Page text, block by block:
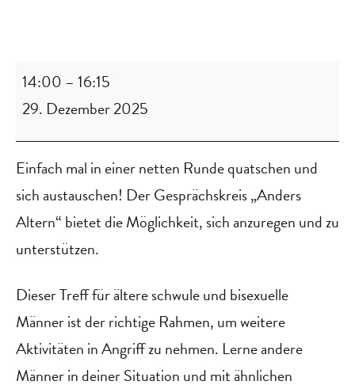
14:00 – 16:15
29. Dezember 2025
Einfach mal in einer netten Runde quatschen und
sich austauschen! Der Gesprächskreis „Anders
Altern“ bietet die Möglichkeit, sich anzuregen und zu
unterstützen.
Dieser Treff für ältere schwule und bisexuelle
Männer ist der richtige Rahmen, um weitere
Aktivitäten in Angriff zu nehmen. Lerne andere
Männer in deiner Situation und mit ähnlichen